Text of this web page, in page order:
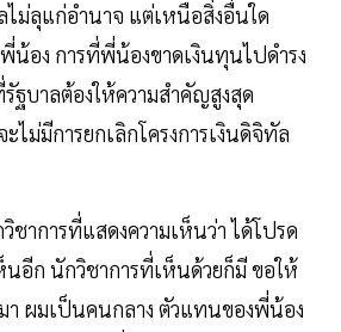
ไม่ลุแก่อำนาจ แต่เหนือสิ่งอื่นใด
น้อง การที่พี่น้องขาดเงินทุนไปดำรง
ฐบาลต้องให้ความสำคัญสูงสุด
ไม่มีการยกเลิกโครงการเงินดิจิทัล
ชาการที่แสดงความเห็นว่า ได้โปรด
นอีก นักวิชาการที่เห็นด้วยก็มี ขอให้
า ผมเป็นคนกลาง ตัวแทนของพี่น้อง